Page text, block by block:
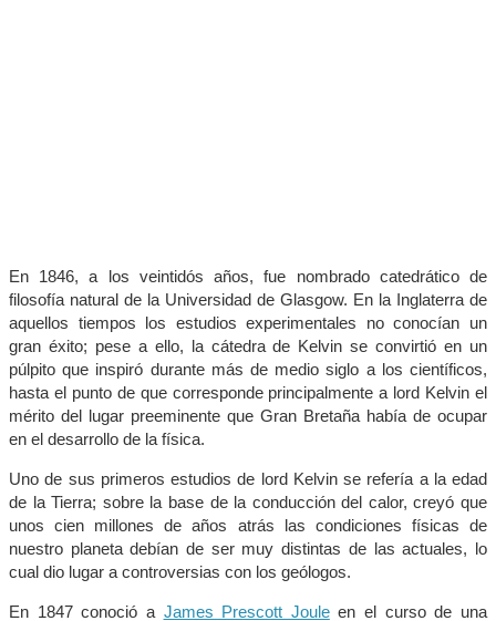
En 1846, a los veintidós años, fue nombrado catedrático de
filosofía natural de la Universidad de Glasgow. En la Inglaterra de
aquellos tiempos los estudios experimentales no conocían un
gran éxito; pese a ello, la cátedra de Kelvin se convirtió en un
púlpito que inspiró durante más de medio siglo a los científicos,
hasta el punto de que corresponde principalmente a lord Kelvin el
mérito del lugar preeminente que Gran Bretaña había de ocupar
en el desarrollo de la física.
Uno de sus primeros estudios de lord Kelvin se refería a la edad
de la Tierra; sobre la base de la conducción del calor, creyó que
unos cien millones de años atrás las condiciones físicas de
nuestro planeta debían de ser muy distintas de las actuales, lo
cual dio lugar a controversias con los geólogos.
En 1847 conoció a James Prescott Jouleen el curso de una